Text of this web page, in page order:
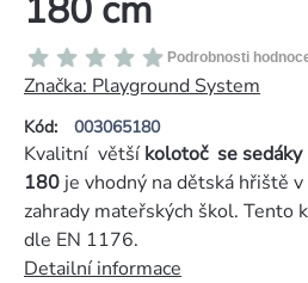
Kód: 003065180
Průměrné
hodnocení
produktu
je
0,0
5
hvězdiček.
Podrobnosti
Značka: Playground System
Kvalitní většíkolotoč se
180 je vhodný na dětská hřiště
zahrady mateřských škol. Tento
dle EN 1176.
Detailní informace